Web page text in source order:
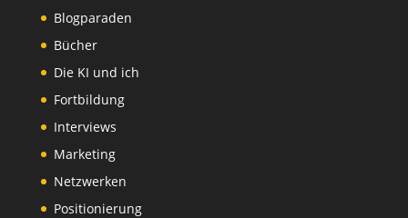
Blogparaden
Bücher
Die KI und ich
Fortbildung
Interviews
Marketing
Netzwerken
Positionierung